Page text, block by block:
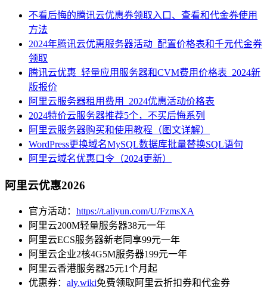
不看后悔的腾讯云优惠券领取入口、查看和代金券使用
方法
2024年腾讯云优惠服务器活动_配置价格表和千元代金券
领取
腾讯云优惠_轻量应用服务器和CVM费用价格表_2024新
版报价
阿里云服务器租用费用_2024优惠活动价格表
2024特价云服务器推荐5个，不买后悔系列
阿里云服务器购买和使用教程（图文详解）
WordPress更换域名MySQL数据库批量替换SQL语句
阿里云域名优惠口令（2024更新）
阿里云优惠2026
官方活动： https://t.aliyun.com/U/FzmsXA
阿里云200M轻量服务器38元一年
阿里云ECS服务器新老同享99元一年
阿里云企业2核4G5M服务器199元一年
阿里云香港服务器25元1个月起
优惠券： aly.wiki免费领取阿里云折扣券和代金券